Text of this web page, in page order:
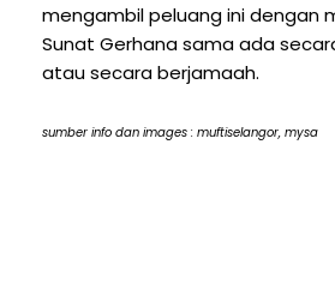
mengambil peluang ini dengan
Sunat Gerhana sama ada
atau secara berjamaah.
sumber info dan images : muftiselangor, mysa